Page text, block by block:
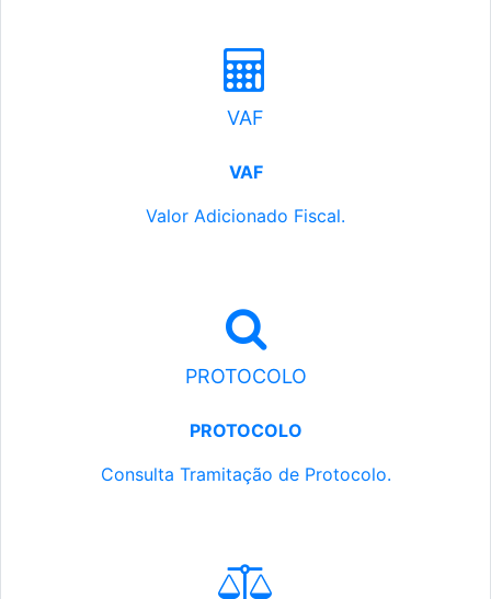
VAF
VAF
Valor Adicionado Fiscal.
PROTOCOLO
PROTOCOLO
Consulta Tramitação de Protocolo.